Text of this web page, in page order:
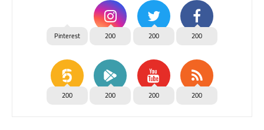
200
200
200
Pinterest
200
200
200
200